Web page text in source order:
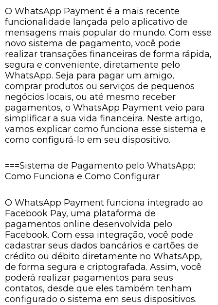
O WhatsApp Payment é a mais recente
funcionalidade lançada pelo aplicativo de
mensagens mais popular do mundo. Com esse
novo sistema de pagamento, você pode
realizar transações financeiras de forma rápida,
segura e conveniente, diretamente pelo
WhatsApp. Seja para pagar um amigo,
comprar produtos ou serviços de pequenos
negócios locais, ou até mesmo receber
pagamentos, o WhatsApp Payment veio para
simplificar a sua vida financeira. Neste artigo,
vamos explicar como funciona esse sistema e
como configurá-lo em seu dispositivo.
===Sistema de Pagamento pelo WhatsApp:
Como Funciona e Como Configurar
O WhatsApp Payment funciona integrado ao
Facebook Pay, uma plataforma de
pagamentos online desenvolvida pelo
Facebook. Com essa integração, você pode
cadastrar seus dados bancários e cartões de
crédito ou débito diretamente no WhatsApp,
de forma segura e criptografada. Assim, você
poderá realizar pagamentos para seus
contatos, desde que eles também tenham
configurado o sistema em seus dispositivos.